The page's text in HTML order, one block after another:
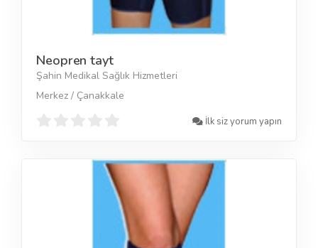
Neopren tayt
Şahin Medikal Sağlık Hizmetleri
Merkez / Çanakkale
İlk siz yorum yapın